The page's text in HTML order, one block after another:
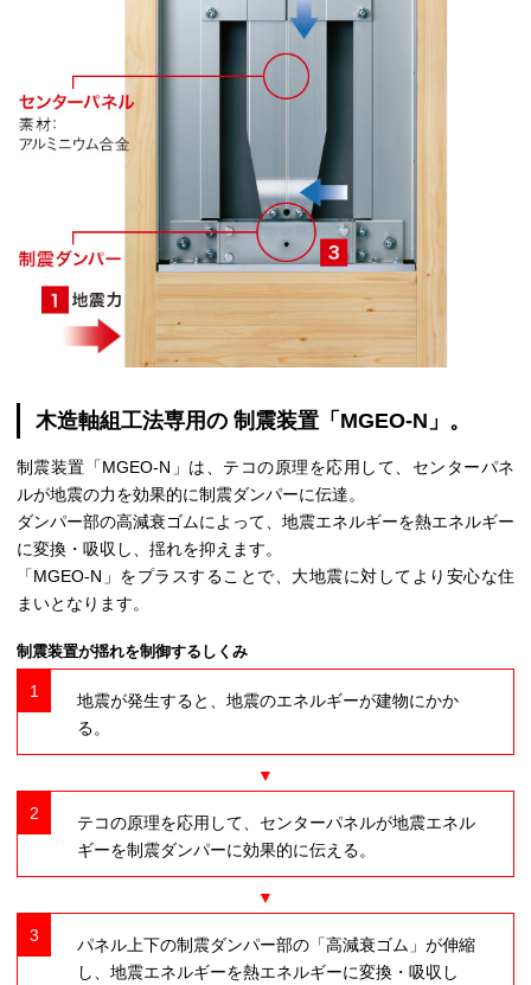
木造軸組工法専用の 制震装置「MGEO-N」。
制震装置「MGEO-N」は、テコの原理を応用して、センターパネ
ルが地震の力を効果的に制震ダンパーに伝達。
ダンパー部の高減衰ゴムによって、地震エネルギーを熱エネルギー
に変換・吸収し、揺れを抑えます。
「MGEO-N」をプラスすることで、大地震に対してより安心な住
まいとなります。
制震装置が揺れを制御するしくみ
1
地震が発生すると、地震のエネルギーが建物にかか
る。
2
テコの原理を応用して、センターパネルが地震エネル
ギーを制震ダンパーに効果的に伝える。
3
パネル上下の制震ダンパー部の「高減衰ゴム」が伸縮
し、地震エネルギーを熱エネルギーに変換・吸収し